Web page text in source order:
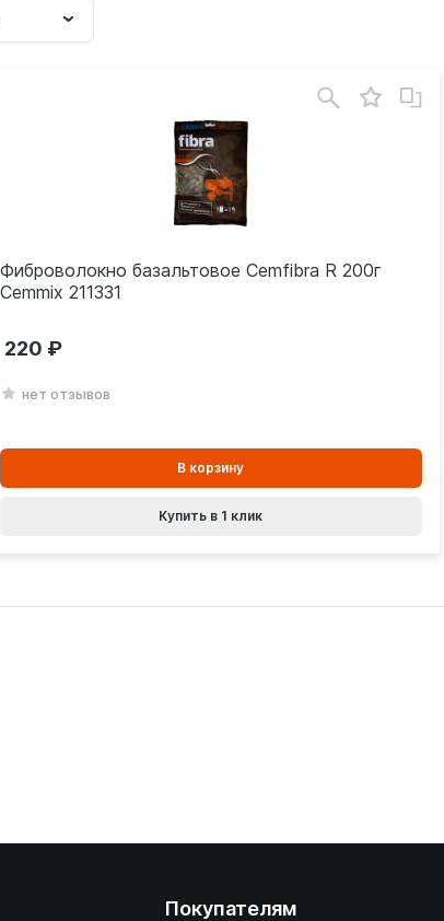
Фиброволокно базальтовое Cemfibra R 200г
Cemmix 211331
нет отзывов
220
В корзину
Купить в 1 клик
Покупателям